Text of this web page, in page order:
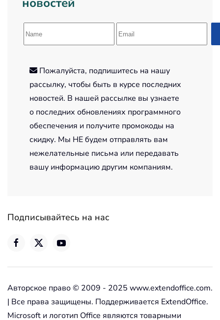
Пожалуйста, подпишитесь на нашу
рассылку, чтобы быть в курсе последних
новостей. В нашей рассылке вы узнаете
о последних обновлениях программного
обеспечения и получите промокоды на
скидку. Мы НЕ будем отправлять вам
нежелательные письма или передавать
вашу информацию другим компаниям.
Подписывайтесь на нас
Авторское право © 2009 - 2025 www.extendoffice.com.
| Все права защищены. Поддерживается ExtendOffice.
Microsoft и логотип Office являются товарными